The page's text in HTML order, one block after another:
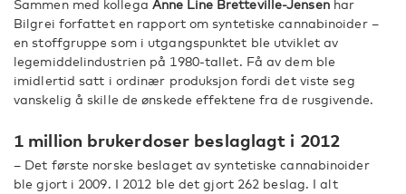
Sammen med kollega Anne Line Bretteville-Jensenhar
Bilgrei forfattet en rapport om syntetiske cannabinoider –
en stoffgruppe som i utgangspunktet ble utviklet av
legemiddelindustrien på 1980-tallet. Få av dem ble
imidlertid satt i ordinær produksjon fordi det viste seg
vanskelig å skille de ønskede effektene fra de rusgivende.
1 million brukerdoser beslaglagt i 2012
– Det første norske beslaget av syntetiske cannabinoider
ble gjort i 2009. I 2012 ble det gjort 262 beslag. I alt